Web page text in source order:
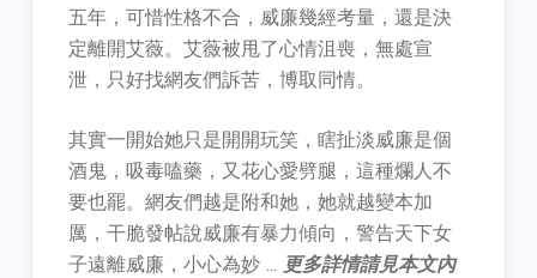
五年，可惜性格不合，威廉幾經考量，還是決
定離開艾薇。艾薇被甩了心情沮喪，無處宣
泄，只好找網友們訴苦，博取同情。
其實一開始她只是開開玩笑，瞎扯淡威廉是個
酒鬼，吸毒嗑藥，又花心愛劈腿，這種爛人不
要也罷。網友們越是附和她，她就越變本加
厲，干脆發帖說威廉有暴力傾向，警告天下女
子遠離威廉，小心為妙 …更多詳情請見本文內